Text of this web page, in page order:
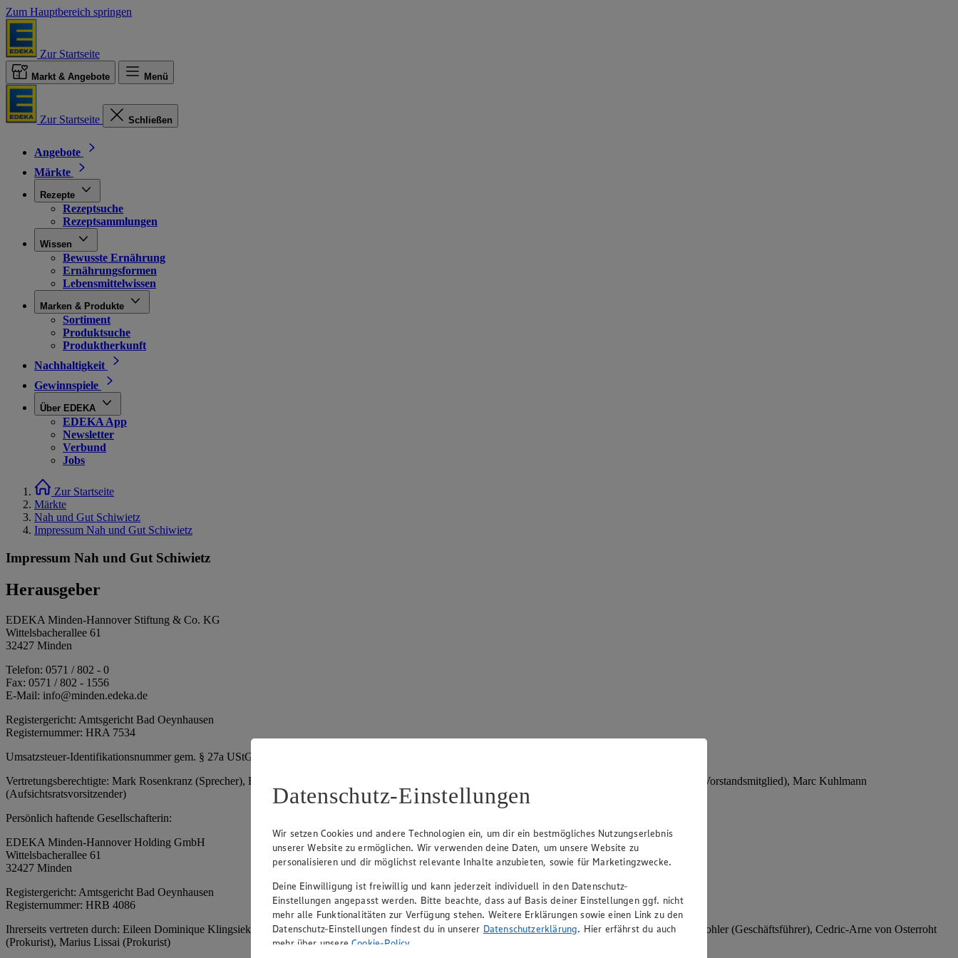
Zum Hauptbereich springen
Zur Startseite
Markt & Angebote Menü
Zur Startseite Schließen
Angebote
Märkte
Rezepte
Rezeptsuche
Rezeptsammlungen
Wissen
Bewusste Ernährung
Ernährungsformen
Lebensmittelwissen
Marken & Produkte
Sortiment
Produktsuche
Produktherkunft
Nachhaltigkeit
Gewinnspiele
Über EDEKA
EDEKA App
Newsletter
Verbund
Jobs
Zur Startseite
Märkte
Nah und Gut Schiwietz
Impressum Nah und Gut Schiwietz
Impressum Nah und Gut Schiwietz
Herausgeber
EDEKA Minden-Hannover Stiftung & Co. KG
Wittelsbacherallee 61
32427 Minden
Telefon: 0571 / 802 - 0
Fax: 0571 / 802 - 1556
E-Mail: info@minden.edeka.de
Registergericht: Amtsgericht Bad Oeynhausen
Registernummer: HRA 7534
Umsatzsteuer-Identifikationsnummer gem. § 27a UStG: DE 266067317
Vertretungsberechtigte: Mark Rosenkranz (Sprecher), Eileen Dominique Klingsiek (Vorstandsmitglied), Ulf-U. Plath (Vorstandsmitglied), Stephan Wohler (Vorstandsmitglied), Marc Kuhlmann
(Aufsichtsratsvorsitzender)
Persönlich haftende Gesellschafterin:
EDEKA Minden-Hannover Holding GmbH
Wittelsbacherallee 61
32427 Minden
Registergericht: Amtsgericht Bad Oeynhausen
Registernummer: HRB 4086
Ihrerseits vertreten durch: Eileen Dominique Klingsiek (Geschäftsführerin), Mark Rosenkranz (Geschäftsführer), Ulf-U. Plath (Geschäftsführer), Stephan Wohler (Geschäftsführer), Cedric-Arne von Osterroht
(Prokurist), Marius Lissai (Prokurist)
Datenschutz-Einstellungen
Wir setzen Cookies und andere Technologien ein, um dir ein bestmögliches Nutzungserlebnis
unserer Website zu ermöglichen. Wir verwenden deine Daten, um unsere Website zu
personalisieren und dir möglichst relevante Inhalte anzubieten, sowie für Marketingzwecke.
Deine Einwilligung ist freiwillig und kann jederzeit individuell in den Datenschutz-
Einstellungen angepasst werden. Bitte beachte, dass auf Basis deiner Einstellungen ggf. nicht
mehr alle Funktionalitäten zur Verfügung stehen. Weitere Erklärungen sowie einen Link zu den
Datenschutz-Einstellungen findest du in unserer Datenschutzerklärung. Hier erfährst du auch
mehr über unsereCookie-Policy.